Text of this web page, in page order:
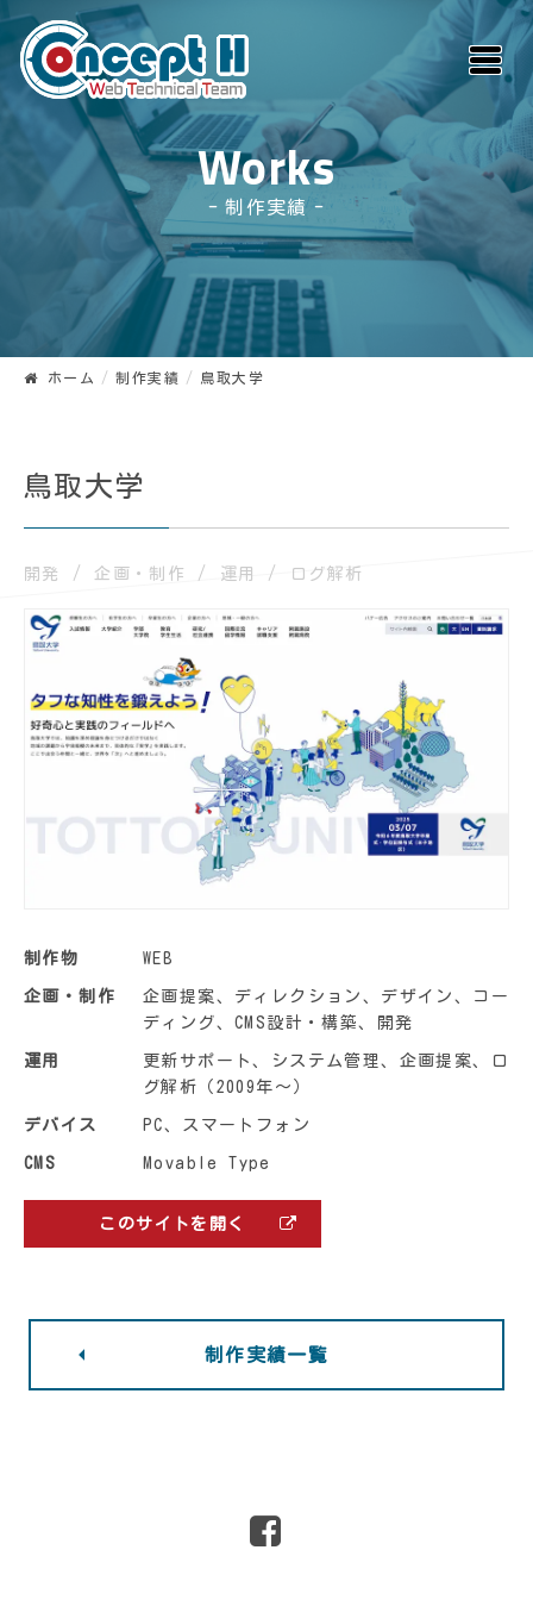
Works
制作実績
ホーム 制作実績 鳥取大学
鳥取大学
開発 企画・制作 運用 ログ解析
制作物 WEB
企画・制作
企画提案、ディレクション、デザイン、コー
ディング、CMS設計・構築、開発
運用
更新サポート、システム管理、企画提案、ロ
グ解析（2009年〜）
デバイス PC、スマートフォン
CMS Movable Type
このサイトを開く
制作実績一覧